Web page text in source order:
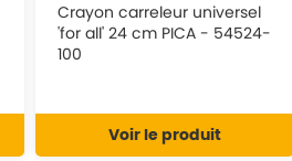
Crayon carreleur universel
'for all' 24 cm PICA - 54524-
100
Voir le produit